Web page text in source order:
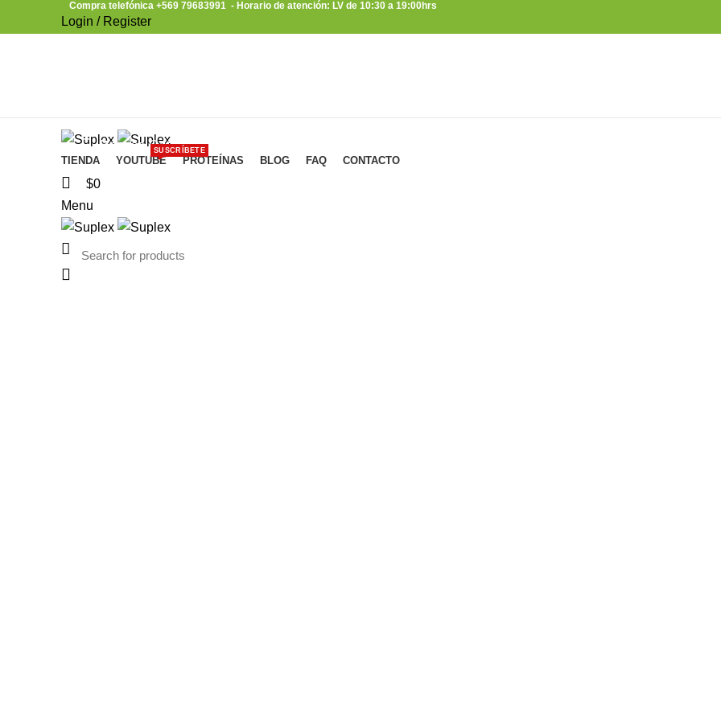
Compra telefónica +569 79683991 - Horario de atención: LV de 10:30 a 19:00hrs
Login / Register
TIENDA YOUTUBE
SUSCRÍBETE
PROTEÍNAS BLOG FAQ CONTACTO
$0
Menu
Browse Categories